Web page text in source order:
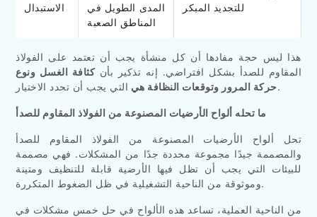
الاستبدال
المدى الطويل في
المناطق الصعبة
للتجديد المبكر
هذا ليس حجة مفادها أن كل منشأة يجب أن تعتمد على الفولاذ
المقاوم للصدأ بشكل افتراضي. إنه تذكير بأنكثافة الغسل ونوع
حركة المرور وتوقعات النظافة هيالتي يجب أن تحدد الاختيار.
ما تحله ألواح الأرضيات المصنوعة من الفولاذ المقاوم للصدأ
تحل ألواح الأرضيات المصنوعة من الفولاذ المقاوم للصدأ
والمصممة جيدًا مجموعة محددة جدًا من المشكلات. فهي مصممة
للبيئات التي يجب أن تظل فيها الأرضية قابلة للتنظيف ومتينة
وموثوقة من الناحية التشغيلية في ظل الضغوط المتكررة.
من الناحية العملية، تساعد هذه الألواح في حل خمس مشكلات في